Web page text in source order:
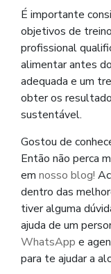
É importante
objetivos de
profissional
alimentar antes
adequada e um
obter os
sustentável.
Gostou de
Então não perca
em nosso blog!
dentro das
tiver alguma
ajuda de um
WhatsApp e
para te ajudar a